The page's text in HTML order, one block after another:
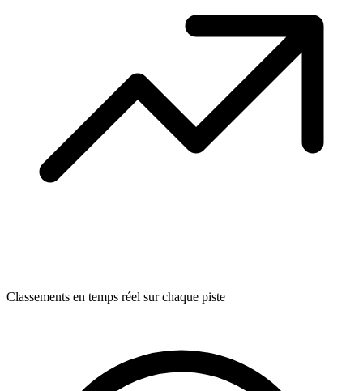
Classements en temps réel sur chaque piste